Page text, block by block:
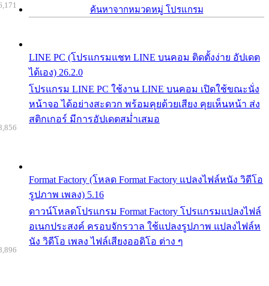
ค้นหาจากหมวดหมู่ โปรแกรม
LINE PC (โปรแกรมแชท LINE บนคอม ติดตั้งง่าย อัปเดต
ได้เอง) 26.2.0
โปรแกรม LINE PC ใช้งาน LINE บนคอม เปิดใช้ขณะนั่ง
หน้าจอ ได้อย่างสะดวก พร้อมคุยด้วยเสียง คุยเห็นหน้า ส่ง
สติกเกอร์ มีการอัปเดตสม่ำเสมอ
Format Factory (โหลด Format Factory แปลงไฟล์หนัง วิดีโอ
รูปภาพ เพลง) 5.16
ดาวน์โหลดโปรแกรม Format Factory โปรแกรมแปลงไฟล์
อเนกประสงค์ ครอบจักรวาล ใช้แปลงรูปภาพ แปลงไฟล์ห
นัง วิดีโอ เพลง ไฟล์เสียงออดิโอ ต่าง ๆ